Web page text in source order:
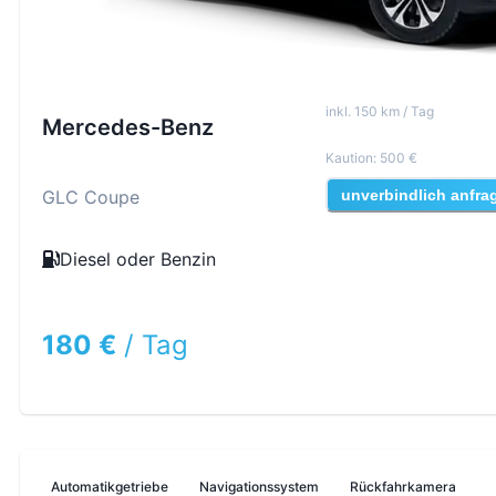
Mercedes-Benz
GLC Coupe
Diesel oder Benzin
180 € / Tag
inkl. 150 km / Tag
Kaution: 500 €
unverbindlich
Automatikgetriebe Navigationssystem Rückfahrkamera